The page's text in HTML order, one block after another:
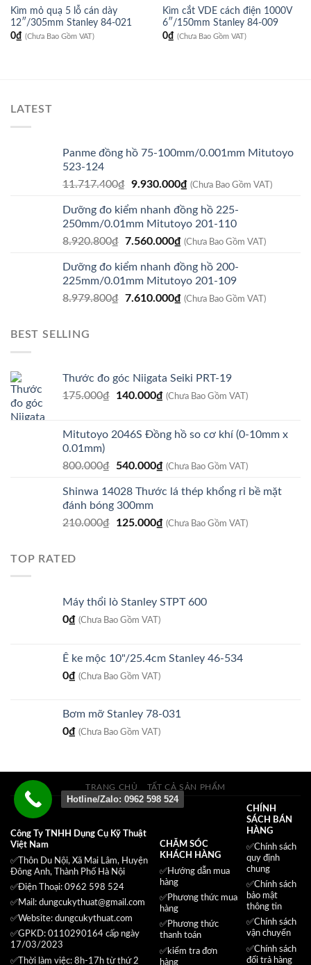
Kìm mỏ quạ 5 lỗ cán dày
12″/305mm Stanley 84-021
0₫ (Chưa Bao Gồm VAT)
Kìm cắt VDE cách điện 1000V
6″/150mm Stanley 84-009
0₫ (Chưa Bao Gồm VAT)
LATEST
Panme đồng hồ 75-100mm/0.001mm Mitutoyo
523-124
11.717.400₫ Giá
là:
11.717.400₫.
9.930.000₫Giá
tại
là:
9.930.000₫.
(Chưa Bao Gồm VAT)
Dưỡng đo kiểm nhanh đồng hồ 225-
250mm/0.01mm Mitutoyo 201-110
8.920.800₫ Giá
là:
8.920.800₫.
7.560.000₫Giá
tại
là:
7.560.000₫.
(Chưa Bao Gồm VAT)
Dưỡng đo kiểm nhanh đồng hồ 200-
225mm/0.01mm Mitutoyo 201-109
8.979.800₫ Giá
7.610.000₫Giá
(Chưa Bao Gồm VAT)
BEST SELLING
Thước đo góc Niigata Seiki PRT-19
175.000₫
Giá
175.000₫.
140.000₫Giá
là:
(Chưa Bao Gồm VAT)
Mitutoyo 2046S Đồng hồ so cơ khí (0-10mm x
0.01mm)
800.000₫
Giá
là:
800.000₫.
540.000₫Giá
tại
540.000₫.
(Chưa Bao Gồm VAT)
Shinwa 14028 Thước lá thép khổng rỉ bề mặt
đánh bóng 300mm
210.000₫
Giá
125.000₫Giá
(Chưa Bao Gồm VAT)
TOP RATED
Máy thổi lò Stanley STPT 600
0₫ (Chưa Bao Gồm VAT)
Ê ke mộc 10"/25.4cm Stanley 46-534
0₫ (Chưa Bao Gồm VAT)
Bơm mỡ Stanley 78-031
0₫ (Chưa Bao Gồm VAT)
TRANG CHỦ TẤT CẢ SẢN PHẨM
Công Ty TNHH Dụng Cụ Kỹ Thuật
Việt Nam
✅Thôn Du Nội, Xã Mai Lâm, Huyện
Đông Anh, Thành Phố Hà Nội
✅Điện Thoại: 0962 598 524
✅Mail: dungcukythuat@gmail.com
✅Website: dungcukythuat.com
✅GPKD: 0110290164 cấp ngày
17/03/2023
✅Thời làm việc: 8h-17h từ thứ 2
CHĂM SÓC
KHÁCH HÀNG
✅Hướng dẫn mua
hàng
✅Phương thức mua
hàng
✅Phương thức
thanh toán
✅kiểm tra đơn
hàng
CHÍNH
SÁCH BÁN
HÀNG
✅Chính sách
quy định
chung
✅Chính sách
bảo mật
thông tin
✅Chính sách
vận chuyển
✅Chính sách
đổi trả hàng
Hotline/Zalo: 0962 598 524